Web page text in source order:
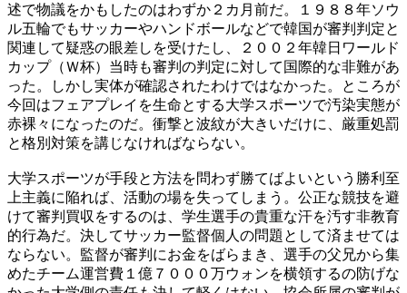
述で物議をかもしたのはわずか２カ月前だ。１９８８年ソウ
ル五輪でもサッカーやハンドボールなどで韓国が審判判定と
関連して疑惑の眼差しを受けたし、２００２年韓日ワールド
カップ（Ｗ杯）当時も審判の判定に対して国際的な非難があ
った。しかし実体が確認されたわけではなかった。ところが
今回はフェアプレイを生命とする大学スポーツで汚染実態が
赤裸々になったのだ。衝撃と波紋が大きいだけに、厳重処罰
と格別対策を講じなければならない。
大学スポーツが手段と方法を問わず勝てばよいという勝利至
上主義に陥れば、活動の場を失ってしまう。公正な競技を避
けて審判買収をするのは、学生選手の貴重な汗を汚す非教育
的行為だ。決してサッカー監督個人の問題として済ませては
ならない。監督が審判にお金をばらまき、選手の父兄から集
めたチーム運営費１億７０００万ウォンを横領するの防げな